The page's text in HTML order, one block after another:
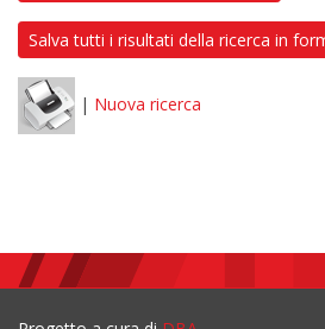
Salva tutti i risultati della ricerca in
| Nuova ricerca